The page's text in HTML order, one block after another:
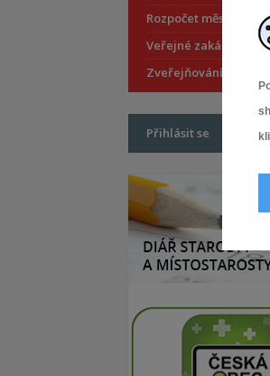
Rozpočet městské
Veřejné zakázky
Zveřejňování smluv
Přihlásit se